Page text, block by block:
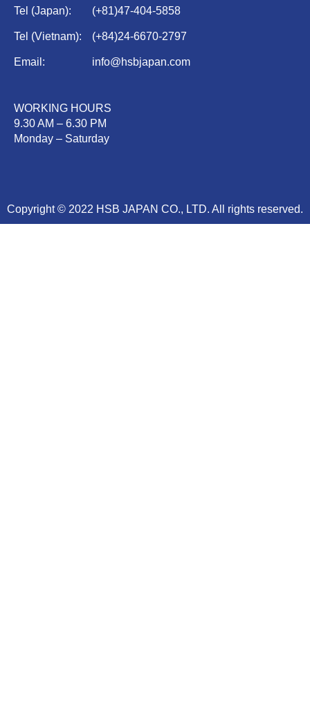
Tel (Japan): (+81)47-404-5858
Tel (Vietnam): (+84)24-6670-2797
Email: info@hsbjapan.com
WORKING HOURS
9.30 AM – 6.30 PM
Monday – Saturday
Copyright © 2022 HSB JAPAN CO., LTD. All rights reserved.